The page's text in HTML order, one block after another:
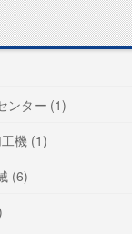
ンター (1)
機 (1)
(6)